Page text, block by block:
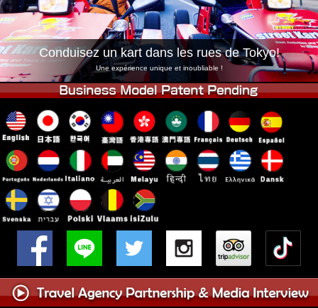
Tokyo Shibuya Annexe Baie de Tokyo
Tokyo Asakusa Osaka
Okinawa
Conduisez un kart dans les rues de Tokyo!
Une expérience unique et inoubliable !